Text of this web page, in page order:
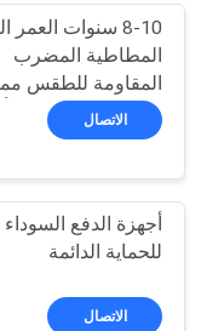
وسائد
البحرية
23
66
المطاطية المضرب
المقاومة للطقس
لاستيعاب الطاقة
الاتصال
أجهزة الدفع السوداء
للحماية الدائمة
الاتصال